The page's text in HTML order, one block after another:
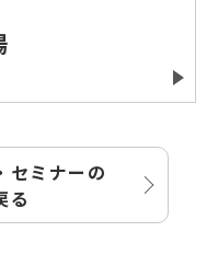
セミナーの
る